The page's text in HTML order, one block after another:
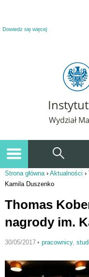
Dowiedz się więcej
Wydział
Jesteś tutaj
Strona główna› Aktualności ›
Kamila Duszenko
Thomas
nagrody im.
30/05/2017 • pracownicy,